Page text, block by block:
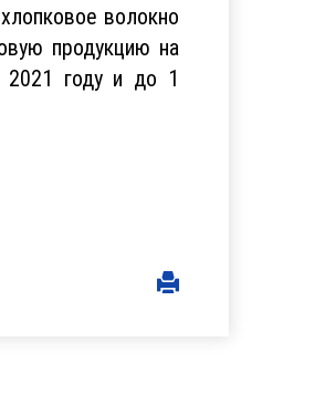
волокно
продукцию на
2021 году и до 1